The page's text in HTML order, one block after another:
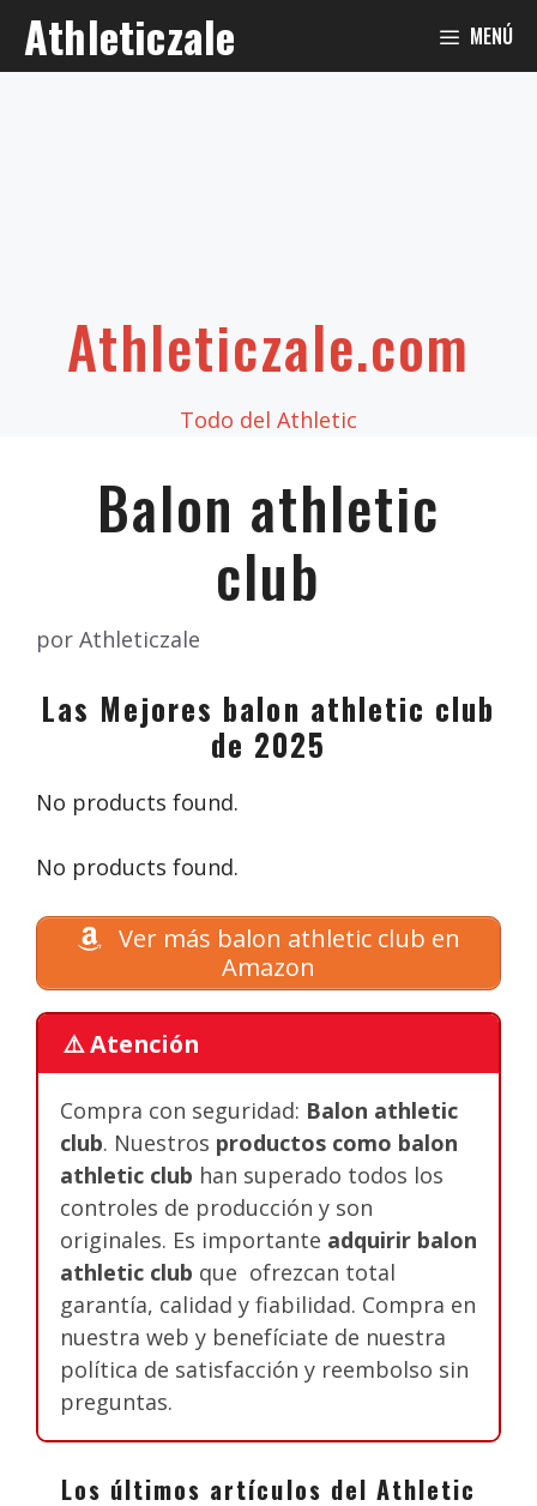
Saltar
contenido
Athleticzale MENÚ
Athleticzale.com
Todo del Athletic
Balon athletic
club
por Athleticzale
Las Mejores balon athletic club
de 2025
No products found.
No products found.
Ver más balon athletic club en
Amazon
⚠️ Atención
Compra con seguridad: Balon athletic
club. Nuestros productos como balon
athletic club han superado todos los
controles de producción y son
originales. Es importante adquirir balon
athletic club que ofrezcan total
garantía, calidad y fiabilidad. Compra en
nuestra web y benefíciate de nuestra
política de satisfacción y reembolso sin
preguntas.
Los últimos artículos del Athletic